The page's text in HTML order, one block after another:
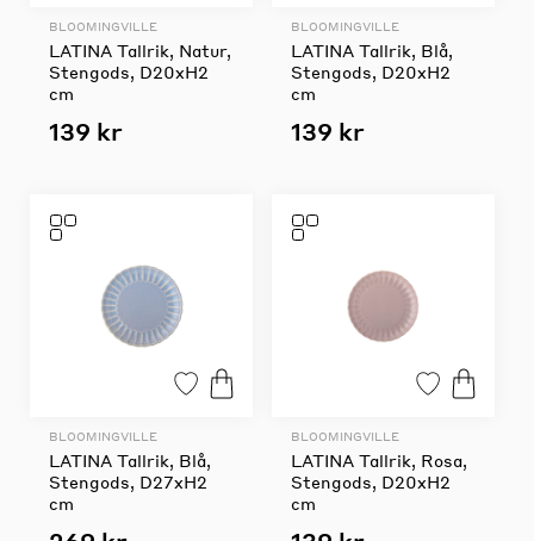
BLOOMINGVILLE
LATINA Tallrik, Natur,
Stengods, D20xH2
cm
139 kr
BLOOMINGVILLE
LATINA Tallrik, Blå,
Stengods, D20xH2
cm
139 kr
BLOOMINGVILLE
LATINA Tallrik, Blå,
Stengods, D27xH2
cm
BLOOMINGVILLE
LATINA Tallrik, Rosa,
Stengods, D20xH2
cm